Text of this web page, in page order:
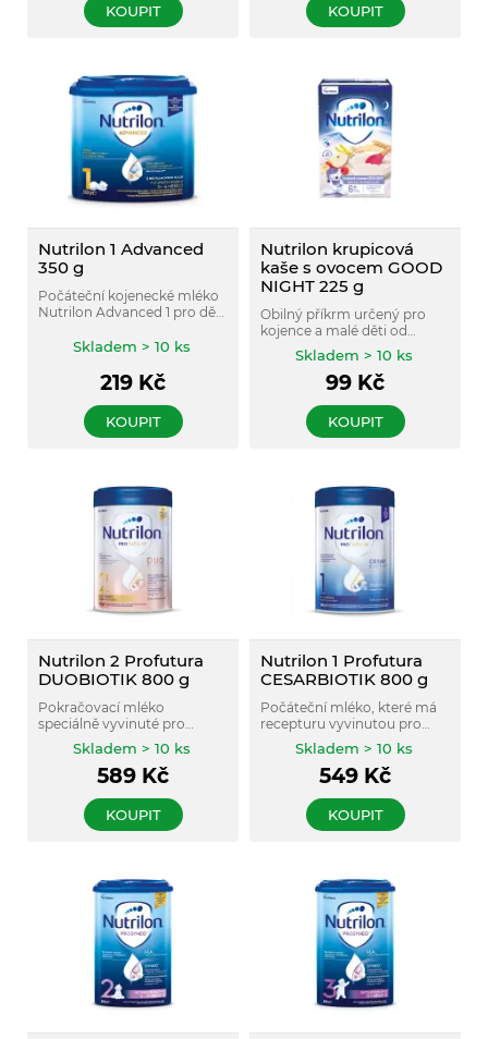
KOUPIT KOUPIT
Nutrilon 1 Advanced
350 g
Počáteční kojenecké mléko
Nutrilon Advanced 1 pro děti
Skladem > 10 ks
219 Kč
KOUPIT
Nutrilon krupicová
kaše s ovocem GOOD
NIGHT 225 g
Obilný příkrm určený pro
kojence a malé děti od
ukončeného 6. měsíce.
Skladem > 10 ks
99 Kč
KOUPIT
Nutrilon 2 Profutura
DUOBIOTIK 800 g
Pokračovací mléko
speciálně vyvinuté pro
miminka, která jsou
přikrmována nebo
nemohou být kojena vůbec.
děti od ukončeného 6.
měsíce.
Skladem > 10 ks
589 Kč
KOUPIT
Nutrilon 1 Profutura
CESARBIOTIK 800 g
Počáteční mléko, které má
recepturu vyvinutou pro
miminka, která se narodila
císařským řezem a
nemohou být kojena.
Skladem > 10 ks
549 Kč
KOUPIT